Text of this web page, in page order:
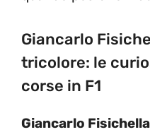
Giancarlo
tricolore: le
corse in F1
Giancarlo Fisichella